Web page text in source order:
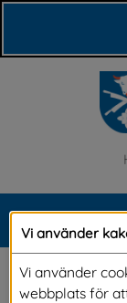
Vi använder
Vi använder
webbplats för